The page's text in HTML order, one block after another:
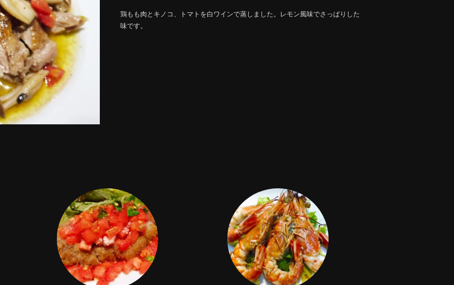
鶏もも肉とキノコ、トマトを白ワインで蒸しました。レモン風味でさっぱりした
味です。